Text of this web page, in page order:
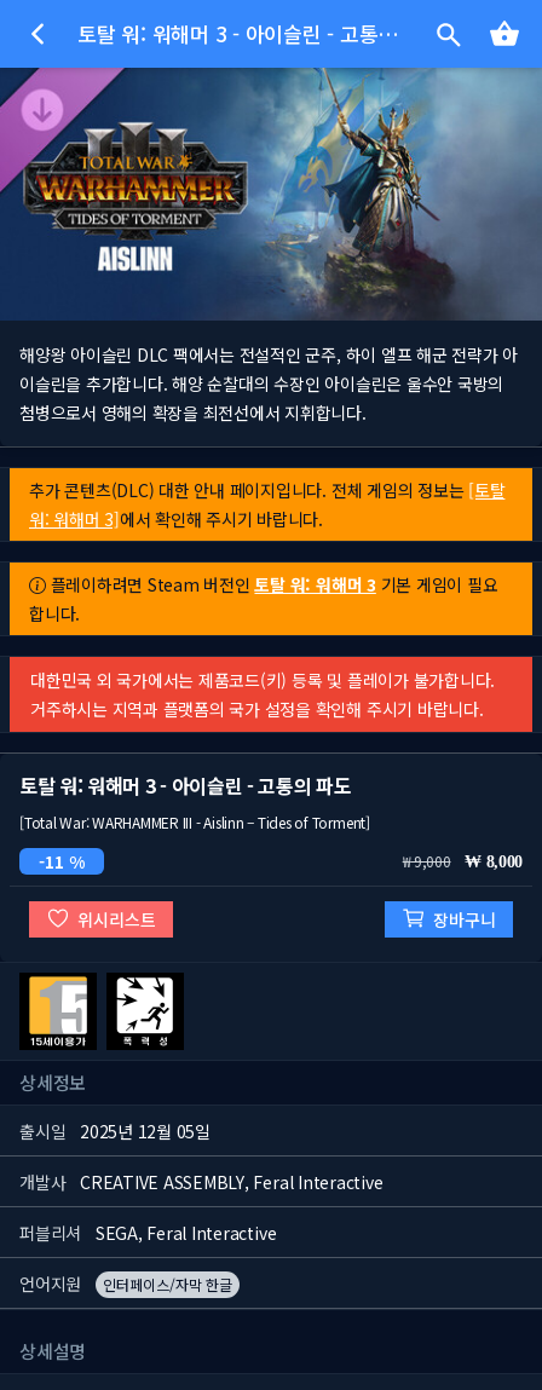
토탈 워: 워해머 3 - 아이슬린 - 고통의 파도
해양왕 아이슬린 DLC 팩에서는 전설적인 군주, 하이 엘프 해군 전략가 아
이슬린을 추가합니다. 해양 순찰대의 수장인 아이슬린은 울수안 국방의
첨병으로서 영해의 확장을 최전선에서 지휘합니다.
추가 콘텐츠(DLC) 대한 안내 페이지입니다. 전체 게임의 정보는 [토탈
워: 워해머 3]에서 확인해 주시기 바랍니다.
플레이하려면 Steam 버전인토탈 워: 워해머 3 기본 게임이 필요
합니다.
대한민국 외 국가에서는 제품코드(키) 등록 및 플레이가 불가합니다.
거주하시는 지역과 플랫폼의 국가 설정을 확인해 주시기 바랍니다.
토탈 워: 워해머 3 - 아이슬린 - 고통의 파도
[Total War: WARHAMMER III - Aislinn – Tides of Torment]
11 % 9,000 8,000
위시리스트 장바구니
상세정보
출시일 2025년 12월 05일
개발사 CREATIVE ASSEMBLY, Feral Interactive
퍼블리셔 SEGA, Feral Interactive
언어지원 인터페이스/자막 한글
상세설명